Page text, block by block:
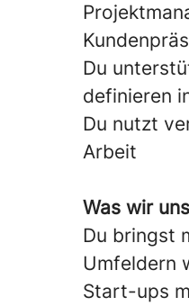
Du
definieren
Du nutzt
Arbeit
Was wir
Du bringst
Umfeldern
Start-ups